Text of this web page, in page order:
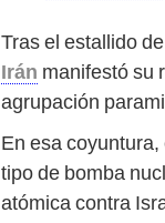
Tras el estallido
Irán manifestó su
agrupación
En esa
tipo de bomba
atómica contra